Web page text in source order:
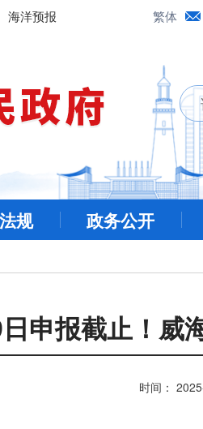
海洋预报 繁体
规 政务公开
申报截止！威
时间：